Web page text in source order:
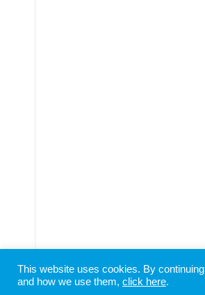
Copyright © SHIODOME PARTNERS All
This website uses cookies. By
and how we use them, click here.